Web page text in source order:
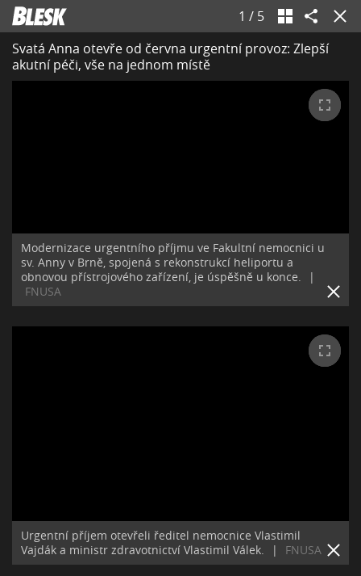
1 / 5
Svatá Anna otevře od června urgentní provoz: Zlepší
akutní péči, vše na jednom místě
Modernizace urgentního příjmu ve Fakultní nemocnici u
sv. Anny v Brně, spojená s rekonstrukcí heliportu a
obnovou přístrojového zařízení, je úspěšně u konce.
|
FNUSA
Urgentní příjem otevřeli ředitel nemocnice Vlastimil
Vajdák a ministr zdravotnictví Vlastimil Válek.
| FNUSA